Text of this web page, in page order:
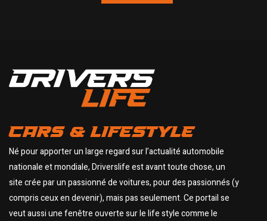
CARS & LIFESTYLE
Né pour apporter un large regard sur l’actualité automobile
nationale et mondiale, Driverslife est avant toute chose, un
site crée par un passionné de voitures, pour des passionnés (y
compris ceux en devenir), mais pas seulement. Ce portail se
veut aussi une fenêtre ouverte sur le life style comme le